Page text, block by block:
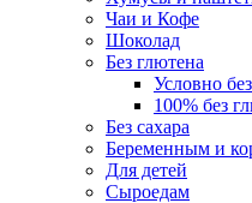
Чаи и Кофе
Шоколад
Без глютена
Условно
100% без
Без сахара
Беременным и
Для детей
Сыроедам